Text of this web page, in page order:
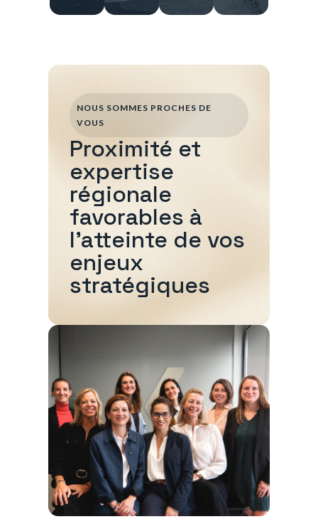
NOUS SOMMES PROCHES DE
VOUS
Proximité et
expertise
régionale
favorables à
l'atteinte de vos
enjeux
stratégiques